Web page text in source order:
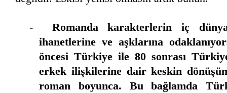
- Romanda karakterlerin iç
ihanetlerine ve aşklarına
öncesi Türkiye ile 80 sonrası
erkek ilişkilerine dair keskin
roman boyunca. Bu bağlamda